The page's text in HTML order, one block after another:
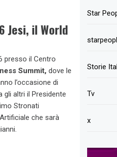
Jesi, il World
presso il Centro
Summit, dove le
l’occasione di
gli altri il Presidente
Stronati
che sarà
Star
Storie
Tv
x